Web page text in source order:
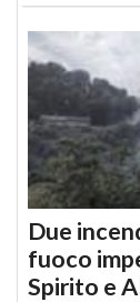
Due
fuoco
Spirito e